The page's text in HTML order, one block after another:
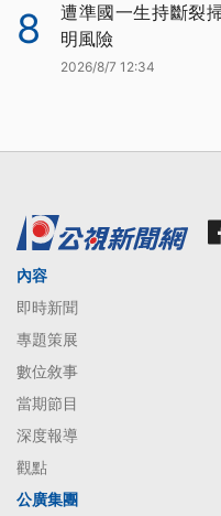
8
遭準國一生持斷裂
明風險
2026/8/7 12:34
內容
即時新聞
專題策展
數位敘事
當期節目
深度報導
觀點
公廣集團